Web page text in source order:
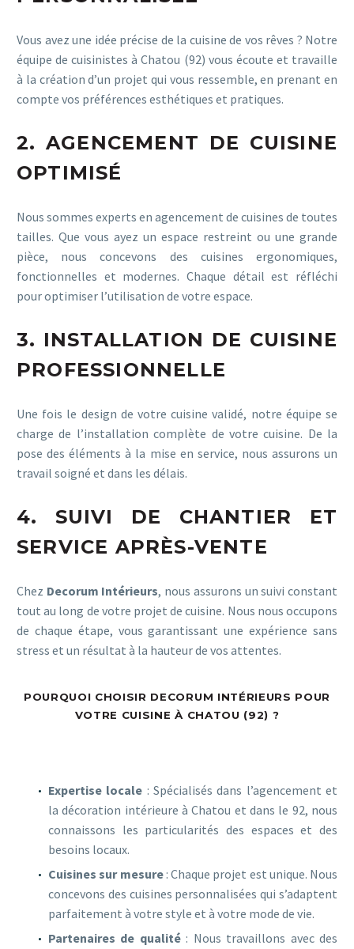
Vous avez une idée précise de la cuisine de vos rêves ? Notre
équipe de cuisinistes à Chatou (92) vous écoute et travaille
à la création d’un projet qui vous ressemble, en prenant en
compte vos préférences esthétiques et pratiques.
2. AGENCEMENT DE CUISINE
OPTIMISÉ
Nous sommes experts en agencement de cuisines de toutes
tailles. Que vous ayez un espace restreint ou une grande
pièce, nous concevons des cuisines ergonomiques,
fonctionnelles et modernes. Chaque détail est réfléchi
pour optimiser l’utilisation de votre espace.
3. INSTALLATION DE CUISINE
PROFESSIONNELLE
Une fois le design de votre cuisine validé, notre équipe se
charge de l’installation complète de votre cuisine. De la
pose des éléments à la mise en service, nous assurons un
travail soigné et dans les délais.
4. SUIVI DE CHANTIER ET
SERVICE APRÈS-VENTE
Chez Decorum Intérieurs, nous assurons un suivi constant
tout au long de votre projet de cuisine. Nous nous occupons
de chaque étape, vous garantissant une expérience sans
stress et un résultat à la hauteur de vos attentes.
POURQUOI CHOISIR DECORUM INTÉRIEURS POUR
VOTRE CUISINE À CHATOU (92) ?
Expertise locale : Spécialisés dans l’agencement et
la décoration intérieure à Chatou et dans le 92, nous
connaissons les particularités des espaces et des
besoins locaux.
Cuisines sur mesure: Chaque projet est unique. Nous
concevons des cuisines personnalisées qui s’adaptent
parfaitement à votre style et à votre mode de vie.
Partenaires de qualité: Nous travaillons avec des